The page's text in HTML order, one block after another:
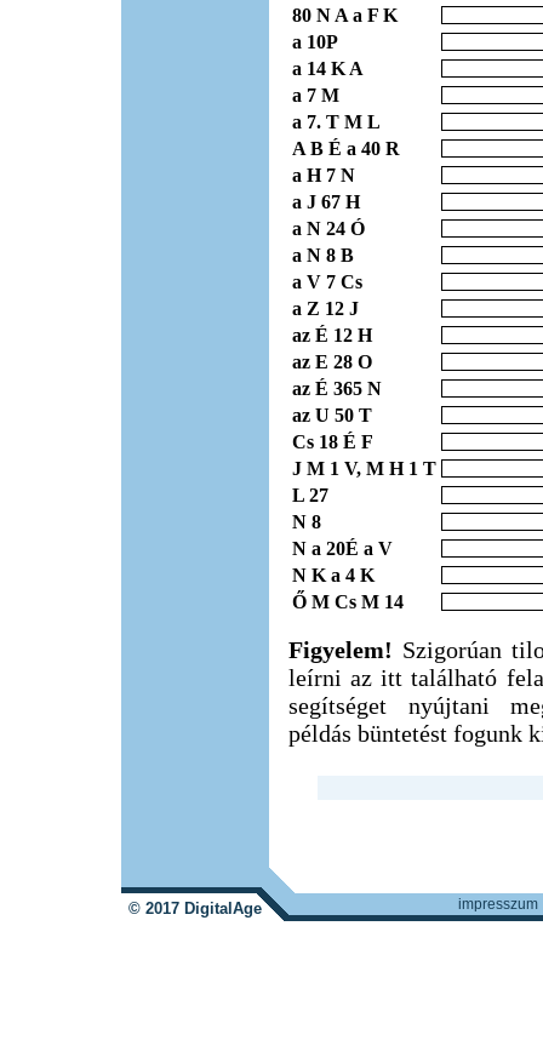
80 N A a F K
a 10P
a 14 K A
a 7 M
a 7. T M L
A B É a 40 R
a H 7 N
a J 67 H
a N 24 Ó
a N 8 B
a V 7 Cs
a Z 12 J
az É 12 H
az E 28 O
az É 365 N
az U 50 T
Cs 18 É F
J M 1 V, M H 1 T
L 27
N 8
N a 20É a V
N K a 4 K
Ő M Cs M 14
Figyelem! Szigorúan
leírni az itt található
segítséget nyújtani
példás büntetést fogunk
© 2017 DigitalAge impresszum